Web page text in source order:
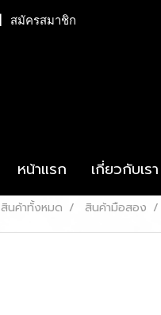
สมัครสมาชิก
หน้าแรก เกี่ยวกับเรา
สินค้าทั้งหมด สินค้ามือสอง